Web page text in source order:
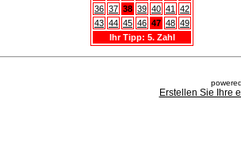
36 37 38 39 40 41
42
43 44 45 46 47 48 49
Ihr Tipp: 5. Zahl
Erstellen Sie Ihre